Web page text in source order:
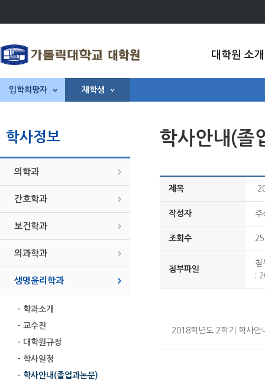
대학원 소개
입학희망자 재학생
학사정보
의학과
간호학과
보건학과
의과학과
생명윤리학과
- 학과소개
- 교수진
- 대학원규정
- 학사일정
- 학사안내(졸업과논문)
학사안내(졸
제목
작성자 주
조회수
첨부파일
첨
:
2018학년도 2학기 학사안